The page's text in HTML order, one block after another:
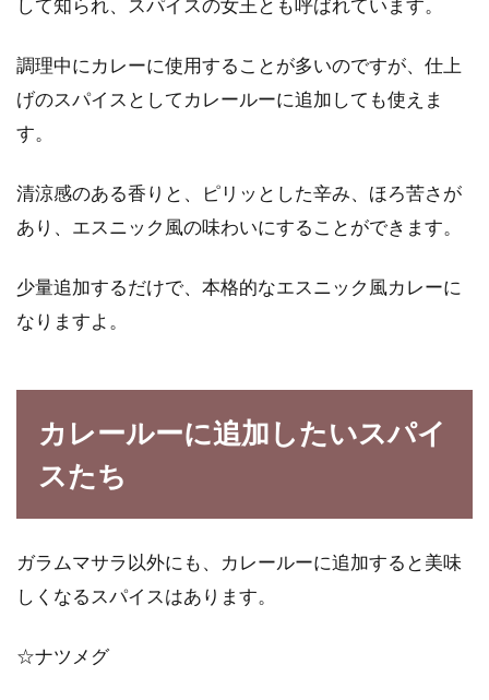
して知られ、スパイスの女王とも呼ばれています。
調理中にカレーに使用することが多いのですが、仕上
げのスパイスとしてカレールーに追加しても使えま
す。
清涼感のある香りと、ピリッとした辛み、ほろ苦さが
あり、エスニック風の味わいにすることができます。
少量追加するだけで、本格的なエスニック風カレーに
なりますよ。
カレールーに追加したいスパイ
スたち
ガラムマサラ以外にも、カレールーに追加すると美味
しくなるスパイスはあります。
☆ナツメグ